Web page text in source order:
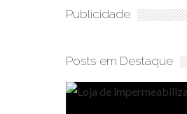
Publicidade
Posts em Destaque